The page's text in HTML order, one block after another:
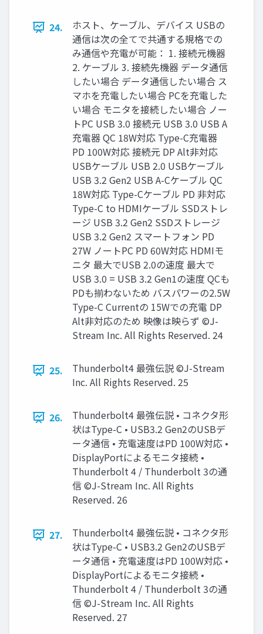
24.
ホスト、ケーブル、デバイス USBの
通信は次の全てで共通する規格での
み通信や充電が可能： 1. 接続元機器
2. ケーブル 3. 接続先機器 データ通信
したい場合 データ通信したい場合 ス
マホを充電したい場合 PCを充電した
い場合 モニタを接続したい場合 ノー
トPC USB 3.0 接続元 USB 3.0 USB A
充電器 QC 18W対応 Type-C充電器
PD 100W対応 接続元 DP Alt非対応
USBケーブル USB 2.0 USBケーブル
USB 3.2 Gen2 USB A-Cケーブル QC
18W対応 Type-Cケーブル PD 非対応
Type-C to HDMIケーブル SSDストレ
ージ USB 3.2 Gen2 SSDストレージ
USB 3.2 Gen2 スマートフォン PD
27W ノートPC PD 60W対応 HDMIモ
ニタ 最大でUSB 2.0の速度 最大で
USB 3.0 = USB 3.2 Gen1の速度 QCも
PDも揃わないため バスパワーの2.5W
Type-C Currentの 15Wでの充電 DP
Alt非対応のため 映像は映らず ©J-
Stream Inc. All Rights Reserved. 24
25.
Thunderbolt4 最強伝説 ©J-Stream
Inc. All Rights Reserved. 25
26.
Thunderbolt4 最強伝説 • コネクタ形
状はType-C • USB3.2 Gen2のUSBデ
ータ通信 • 充電速度はPD 100W対応 •
DisplayPortによるモニタ接続 •
Thunderbolt 4 / Thunderbolt 3の通
信 ©J-Stream Inc. All Rights
Reserved. 26
27.
Thunderbolt4 最強伝説 • コネクタ形
状はType-C • USB3.2 Gen2のUSBデ
ータ通信 • 充電速度はPD 100W対応 •
DisplayPortによるモニタ接続 •
Thunderbolt 4 / Thunderbolt 3の通
信 ©J-Stream Inc. All Rights
Reserved. 27